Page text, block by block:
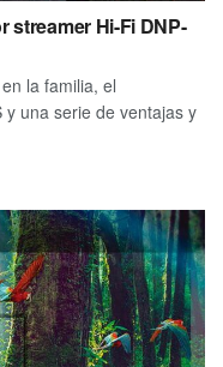
streamer Hi-Fi DNP-
la familia, el
y una serie de ventajas y